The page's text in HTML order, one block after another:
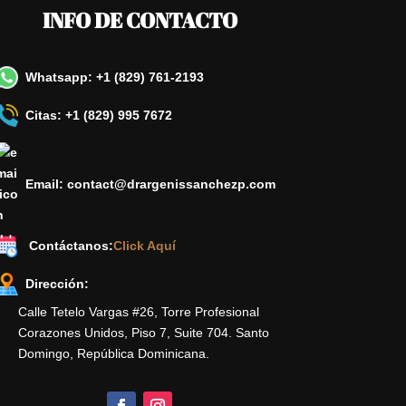
INFO DE CONTACTO
Whatsapp: +1 (829) 761-2193
Citas: +1 (829) 995 7672
Email: contact@drargenissanchezp.com
Contáctanos:Click Aquí
Dirección:
Calle Tetelo Vargas #26, Torre Profesional
Corazones Unidos, Piso 7, Suite 704. Santo
Domingo, República Dominicana.